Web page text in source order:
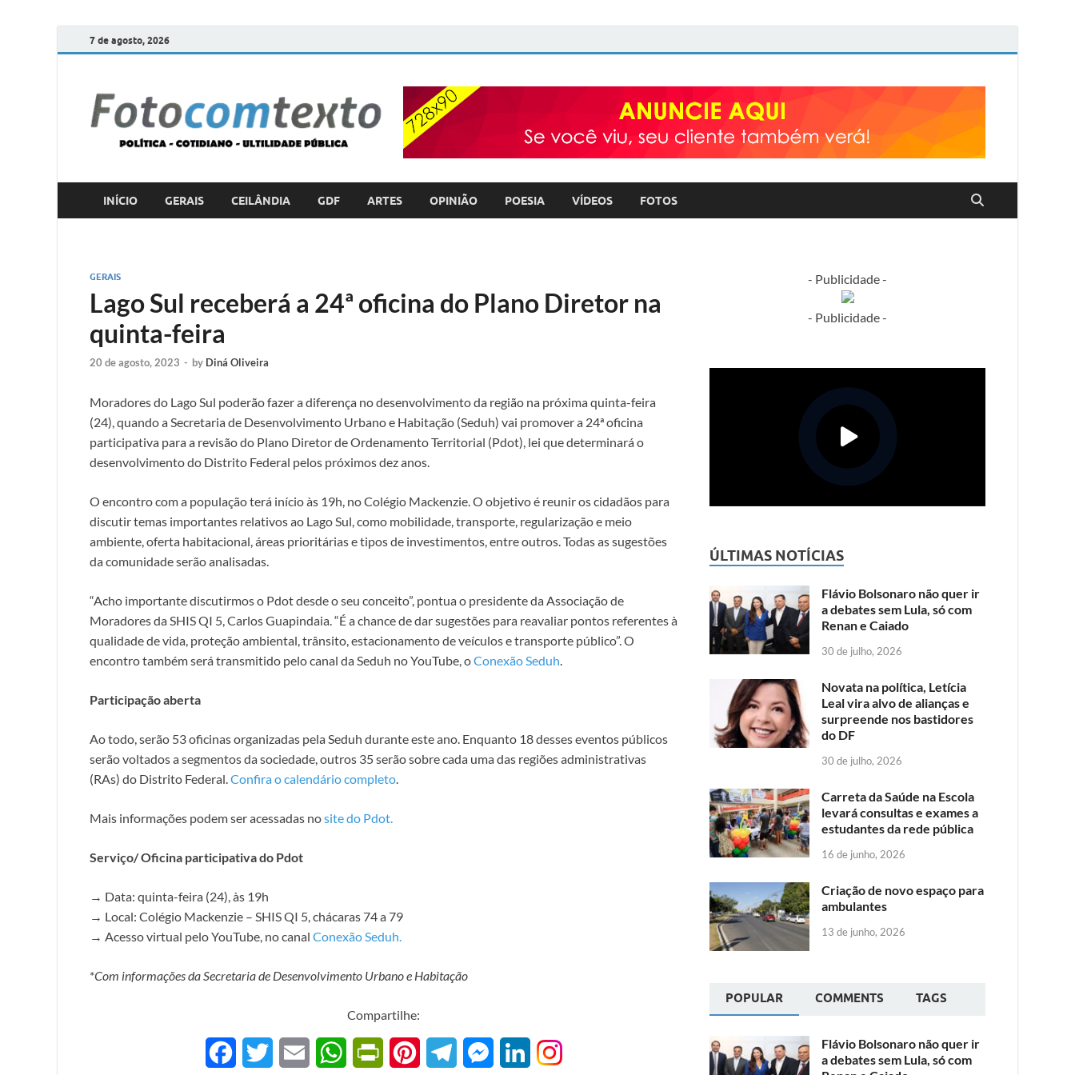
7 de agosto, 2026
FOTO com TEXTO
POLÍTICA – COTIDIANO – ULTILIDADE PÚBLICA
INÍCIO GERAIS CEILÂNDIA GDF ARTES OPINIÃO POESIA VÍDEOS FOTOS
GERAIS
Lago Sul receberá a 24ª oficina do Plano Diretor na
quinta-feira
20 de agosto, 2023 - by Diná Oliveira
Moradores do Lago Sul poderão fazer a diferença no desenvolvimento da região na próxima quinta-feira
(24), quando a Secretaria de Desenvolvimento Urbano e Habitação (Seduh) vai promover a 24ª oficina
participativa para a revisão do Plano Diretor de Ordenamento Territorial (Pdot), lei que determinará o
desenvolvimento do Distrito Federal pelos próximos dez anos.
O encontro com a população terá início às 19h, no Colégio Mackenzie. O objetivo é reunir os cidadãos para
discutir temas importantes relativos ao Lago Sul, como mobilidade, transporte, regularização e meio
ambiente, oferta habitacional, áreas prioritárias e tipos de investimentos, entre outros. Todas as sugestões
da comunidade serão analisadas.
“Acho importante discutirmos o Pdot desde o seu conceito”, pontua o presidente da Associação de
Moradores da SHIS QI 5, Carlos Guapindaia. “É a chance de dar sugestões para reavaliar pontos referentes à
qualidade de vida, proteção ambiental, trânsito, estacionamento de veículos e transporte público”. O
encontro também será transmitido pelo canal da Seduh no YouTube, oConexão Seduh
Participação aberta
Ao todo, serão 53 oficinas organizadas pela Seduh durante este ano. Enquanto 18 desses eventos públicos
serão voltados a segmentos da sociedade, outros 35 serão sobre cada uma das regiões administrativas
(RAs) do Distrito Federal. Confira o calendário completo
Mais informações podem ser acessadas nosite do Pdot.
Serviço/ Oficina participativa do Pdot
→ Data: quinta-feira (24), às 19h
→ Local: Colégio Mackenzie – SHIS QI 5, chácaras 74 a 79
→ Acesso virtual pelo YouTube, no canal Conexão Seduh.
*Com informações da Secretaria de Desenvolvimento Urbano e Habitação
Compartilhe:
W
- Publicidade -
- Publicidade -
ÚLTIMAS NOTÍCIAS
Flávio Bolsonaro não quer ir
a debates sem Lula, só com
Renan e Caiado
30 de julho, 2026
Novata na política, Letícia
Leal vira alvo de alianças e
surpreende nos bastidores
do DF
30 de julho, 2026
Carreta da Saúde na Escola
levará consultas e exames a
estudantes da rede pública
16 de junho, 2026
Criação de novo espaço para
ambulantes
13 de junho, 2026
POPULAR COMMENTS TAGS
Flávio Bolsonaro não quer ir
a debates sem Lula, só com